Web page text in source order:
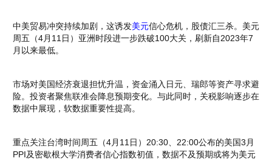
中美贸易冲突持续加剧，这诱发美元信心危机，股债汇三杀。美元
周五（4月11日）亚洲时段进一步跌破100大关，刷新自2023年7
月以来最低。
市场对美国经济衰退担忧升温，资金涌入日元、瑞郎等资产寻求避
险。投资者聚焦联准会降息预期变化。与此同时，关税影响逐步在
数据中展现，软数据重要性提高。
重点关注台湾时间周五（4月11日）20:30、22:00公布的美国3月
PPI及密歇根大学消费者信心指数初值，数据不及预期或将为美元